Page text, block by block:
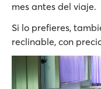
mes antes del viaje.
Si lo prefieres,
reclinable, con